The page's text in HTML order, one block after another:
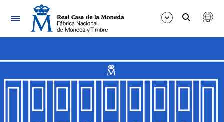
Navegación
Mostrar/Ocultar